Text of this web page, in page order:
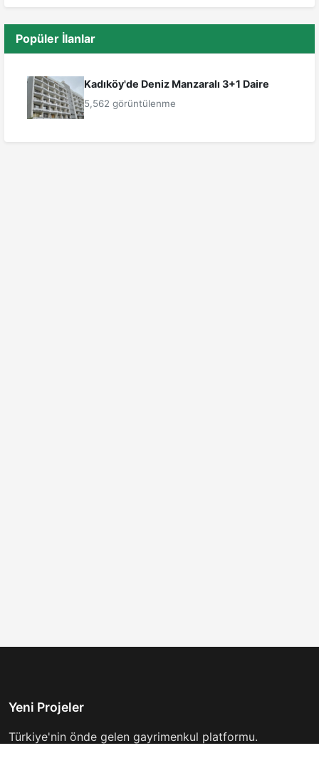
Popüler İlanlar
Kadıköy'de Deniz Manzaralı 3+1 Daire
5,562 görüntülenme
Yeni Projeler
Türkiye'nin önde gelen gayrimenkul platformu.